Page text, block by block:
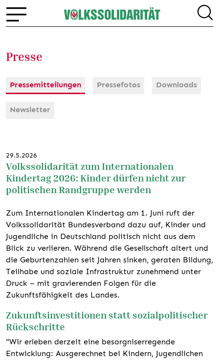
Presse
Pressemitteilungen Pressefotos Downloads
Newsletter
29.5.2026
Volkssolidarität zum Internationalen
Kindertag 2026: Kinder dürfen nicht zur
politischen Randgruppe werden
Zum Internationalen Kindertag am 1. Juni ruft der
Volkssolidarität Bundesverband dazu auf, Kinder und
Jugendliche in Deutschland politisch nicht aus dem
Blick zu verlieren. Während die Gesellschaft altert und
die Geburtenzahlen seit Jahren sinken, geraten Bildung,
Teilhabe und soziale Infrastruktur zunehmend unter
Druck – mit gravierenden Folgen für die
Zukunftsfähigkeit des Landes.
Zukunftsinvestitionen statt sozialpolitischer
Rückschritte
"Wir erleben derzeit eine besorgniserregende
Entwicklung: Ausgerechnet bei Kindern, Jugendlichen